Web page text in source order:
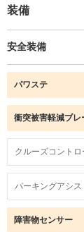
装備
安全装備
パワステ
衝突被害軽減ブレ
クルーズコントロ
パーキングアシス
障害物センサー